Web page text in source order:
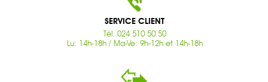
SERVICE CLIENT
Tél. 024 510 50 50
Lu: 14h-18h / Ma-Ve: 9h-12h et 14h-18h